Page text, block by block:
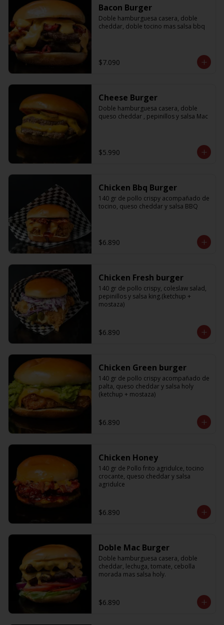
Bacon Burger
Doble hamburguesa casera, doble
cheddar, doble tocino mas salsa bbq
$7.090
Cheese Burger
Doble hamburguesa casera, doble
queso cheddar , pepinillos y salsa Mac
$5.990
Chicken Bbq Burger
140 gr de pollo crispy acompañado de
tocino, queso cheddar y salsa BBQ
$6.890
Chicken Fresh burger
140 gr de pollo crispy, coleslaw salad,
pepinillos y salsa king.(ketchup +
mostaza)
$6.890
Chicken Green burger
140 gr de pollo crispy acompañado de
palta, queso cheddar y salsa holy
(ketchup + mostaza)
$6.890
Chicken Honey
140 gr de Pollo frito agridulce, tocino
crocante, queso cheddar y salsa
agridulce
$6.890
Doble Mac Burger
Doble hamburguesa casera, doble
cheddar, lechuga, tomate, cebolla
morada mas salsa holy.
$6.890